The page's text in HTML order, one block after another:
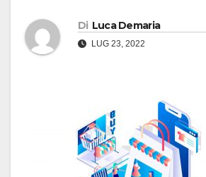
Di Luca Demaria
LUG 23, 2022